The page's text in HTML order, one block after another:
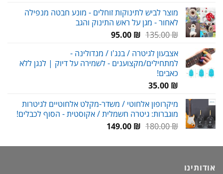
עד
מוצר לביש לתינוקות זוחלים - מונע חבטה מנפילה
לאחור - מגן על ראש התינוק והגב
135.00₪
המחיר
היה:
135.00 ₪.
95.00 ₪
המחיר
הוא:
95.00 ₪.
אצבעון לגיטרה / בנג'ו / מנדולינה -
למתחילים/מקצוענים - לשמירה על דיוק | לנגן ללא
כאבים!
35.00 ₪
מיקרופון אלחוטי / משדר-מקלט אלחוטיים לגיטרות
מוגברות: גיטרה חשמלית / אקוסטית - הסוף לכבלים!
180.00₪
המחיר
היה:
149.00 ₪
המחיר
הוא:
אודותינו